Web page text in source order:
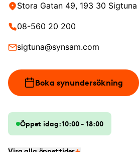
Stora Gatan 49, 193 30 Sigtuna
08-560 20 200
sigtuna@synsam.com
Boka synundersökning
Öppet idag: 10:00 - 18:00